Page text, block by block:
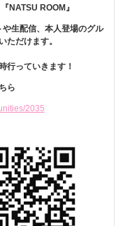
NATSU ROOM』
生配信、本人登場のグル
ただけます。
行っていきます！
ら
2035